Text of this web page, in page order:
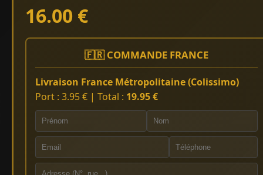
16.00 €
🇫🇷 COMMANDE FRANCE
Livraison France Métropolitaine (Colissimo)
Port : 3.95 € | Total : 19.95 €